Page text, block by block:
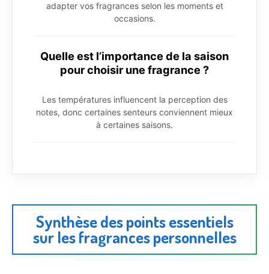
adapter vos fragrances selon les moments et
occasions.
Quelle est l’importance de la saison
pour choisir une fragrance ?
Les températures influencent la perception des
notes, donc certaines senteurs conviennent mieux
à certaines saisons.
Synthèse des points essentiels
sur les fragrances personnelles